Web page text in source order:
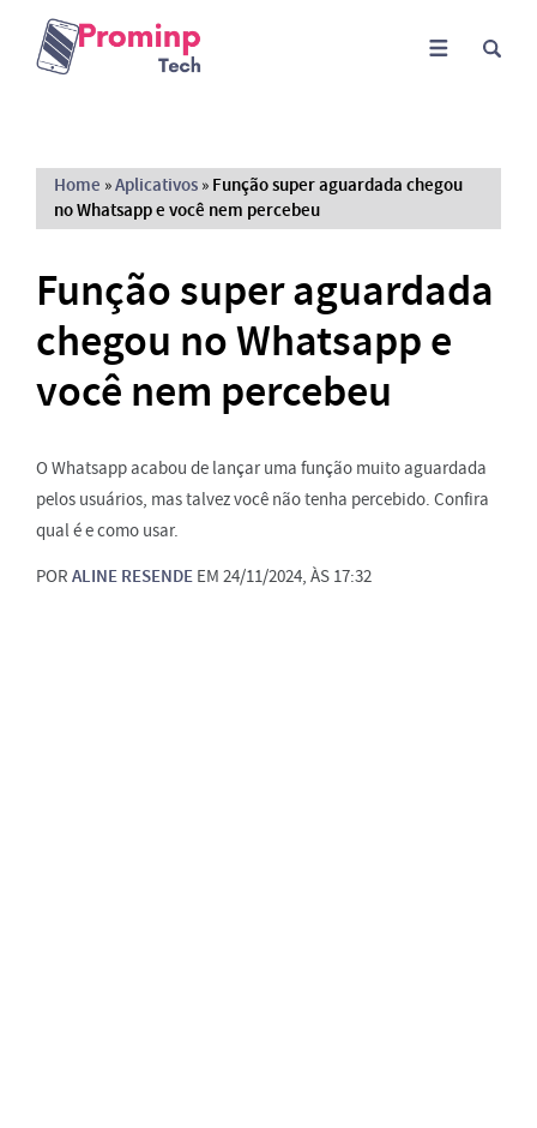
Home »Aplicativos » Função super aguardada chegou
no Whatsapp e você nem percebeu
Função super aguardada
chegou no Whatsapp e
você nem percebeu
O Whatsapp acabou de lançar uma função muito aguardada
pelos usuários, mas talvez você não tenha percebido. Confira
qual é e como usar.
POR ALINE RESENDE EM 24/11/2024, ÀS 17:32